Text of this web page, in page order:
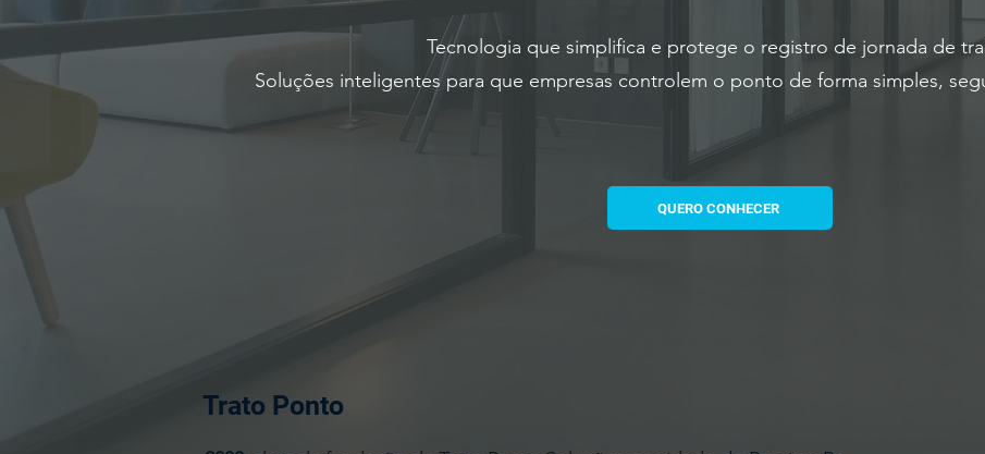
Tecnologia que simplifica e protege o registro de jornada de
Soluções inteligentes para que empresas controlem o ponto de forma simples,
QUERO CONHECER
Trato Ponto